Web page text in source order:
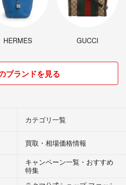
HERMES GUCCI
ブランドを見る
カテゴリ一覧
買取・相場価格情報
キャンペーン一覧・おすすめ
特集